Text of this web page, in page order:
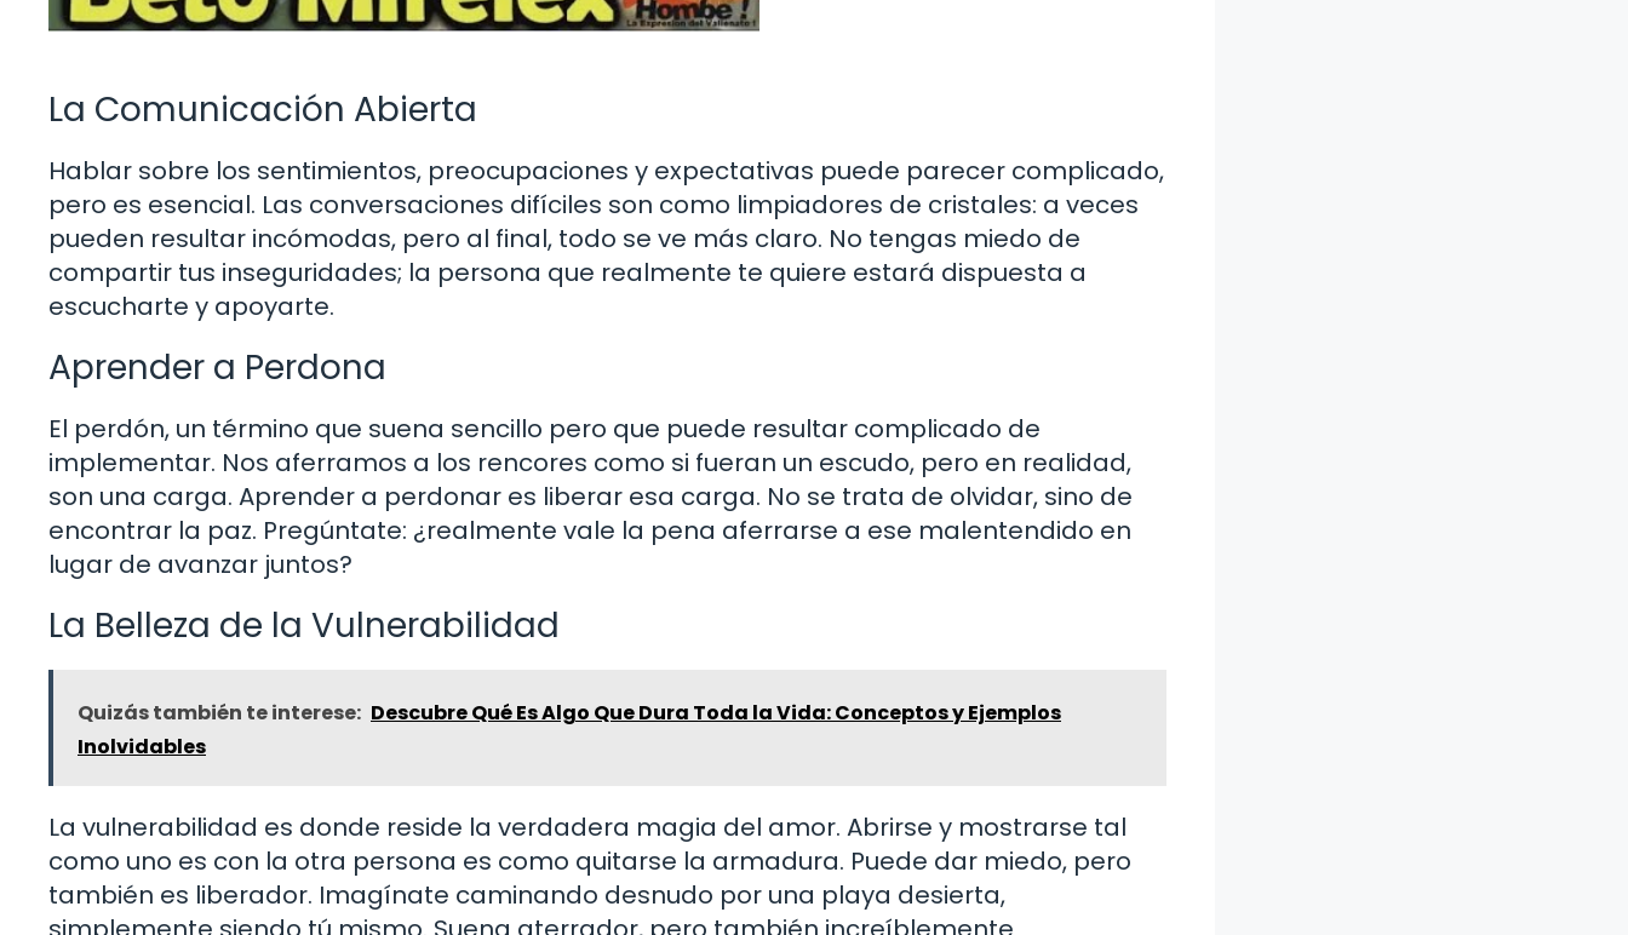
La Comunicación Abierta
Hablar sobre los sentimientos, preocupaciones y expectativas puede parecer complicado,
pero es esencial. Las conversaciones difíciles son como limpiadores de cristales: a veces
pueden resultar incómodas, pero al final, todo se ve más claro. No tengas miedo de
compartir tus inseguridades; la persona que realmente te quiere estará dispuesta a
escucharte y apoyarte.
Aprender a Perdona
El perdón, un término que suena sencillo pero que puede resultar complicado de
implementar. Nos aferramos a los rencores como si fueran un escudo, pero en realidad,
son una carga. Aprender a perdonar es liberar esa carga. No se trata de olvidar, sino de
encontrar la paz. Pregúntate: ¿realmente vale la pena aferrarse a ese malentendido en
lugar de avanzar juntos?
La Belleza de la Vulnerabilidad
Quizás también te interese: Descubre Qué Es Algo Que Dura Toda la Vida: Conceptos y Ejemplos
Inolvidables
La vulnerabilidad es donde reside la verdadera magia del amor. Abrirse y mostrarse tal
como uno es con la otra persona es como quitarse la armadura. Puede dar miedo, pero
también es liberador. Imagínate caminando desnudo por una playa desierta,